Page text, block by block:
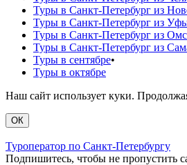
Туры в Санкт-Петербург из
Туры в Санкт-Петербург из
Туры в Санкт-Петербург из
Туры в Санкт-Петербург из
Туры в сентябре•
Туры в октябре
Наш сайт использует куки.
ОК
Туроператор по Санкт-Петербургу
Подпишитесь, чтобы не пропустить